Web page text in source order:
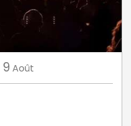
9 Août